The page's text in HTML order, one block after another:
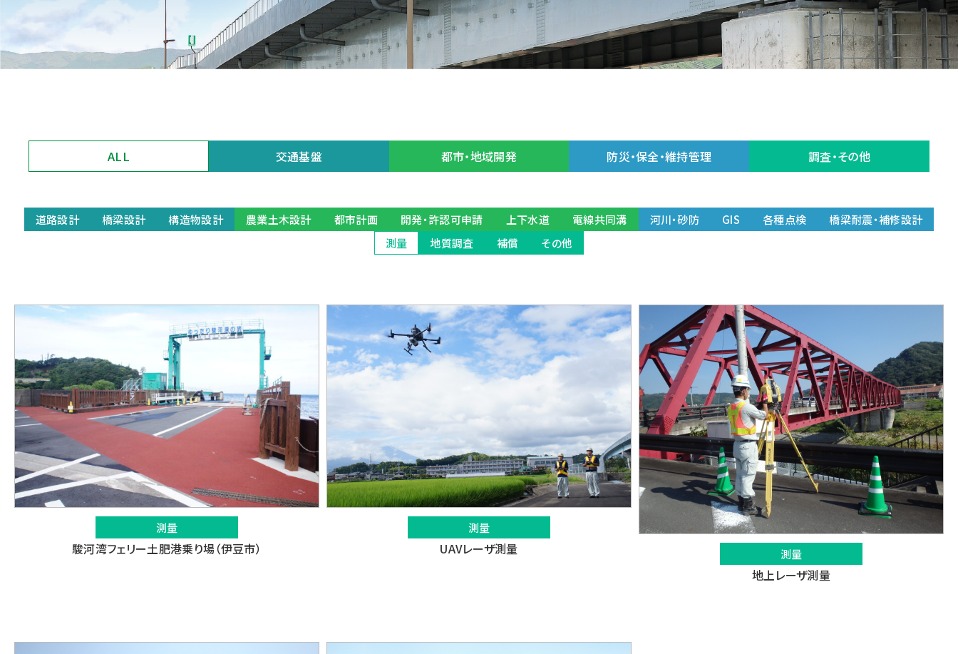
ALL 交通基盤 都市・地域開発 防災・保全・維持管理 調査・その他
道路設計 橋梁設計 構造物設計 農業土木設計 都市計画 開発・許認可申請 上下水道 電線共同溝 河川・砂防 GIS 各種点検
橋梁耐震・補修設計
測量
地質調査 補償 その他
測量
駿河湾フェリー土肥港乗り場（伊豆市）
測量
UAVレーザ測量 測量
地上レーザ測量